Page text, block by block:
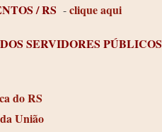
/ RS -clique aqui
SERVIDORES PÚBLICOS
do RS
União